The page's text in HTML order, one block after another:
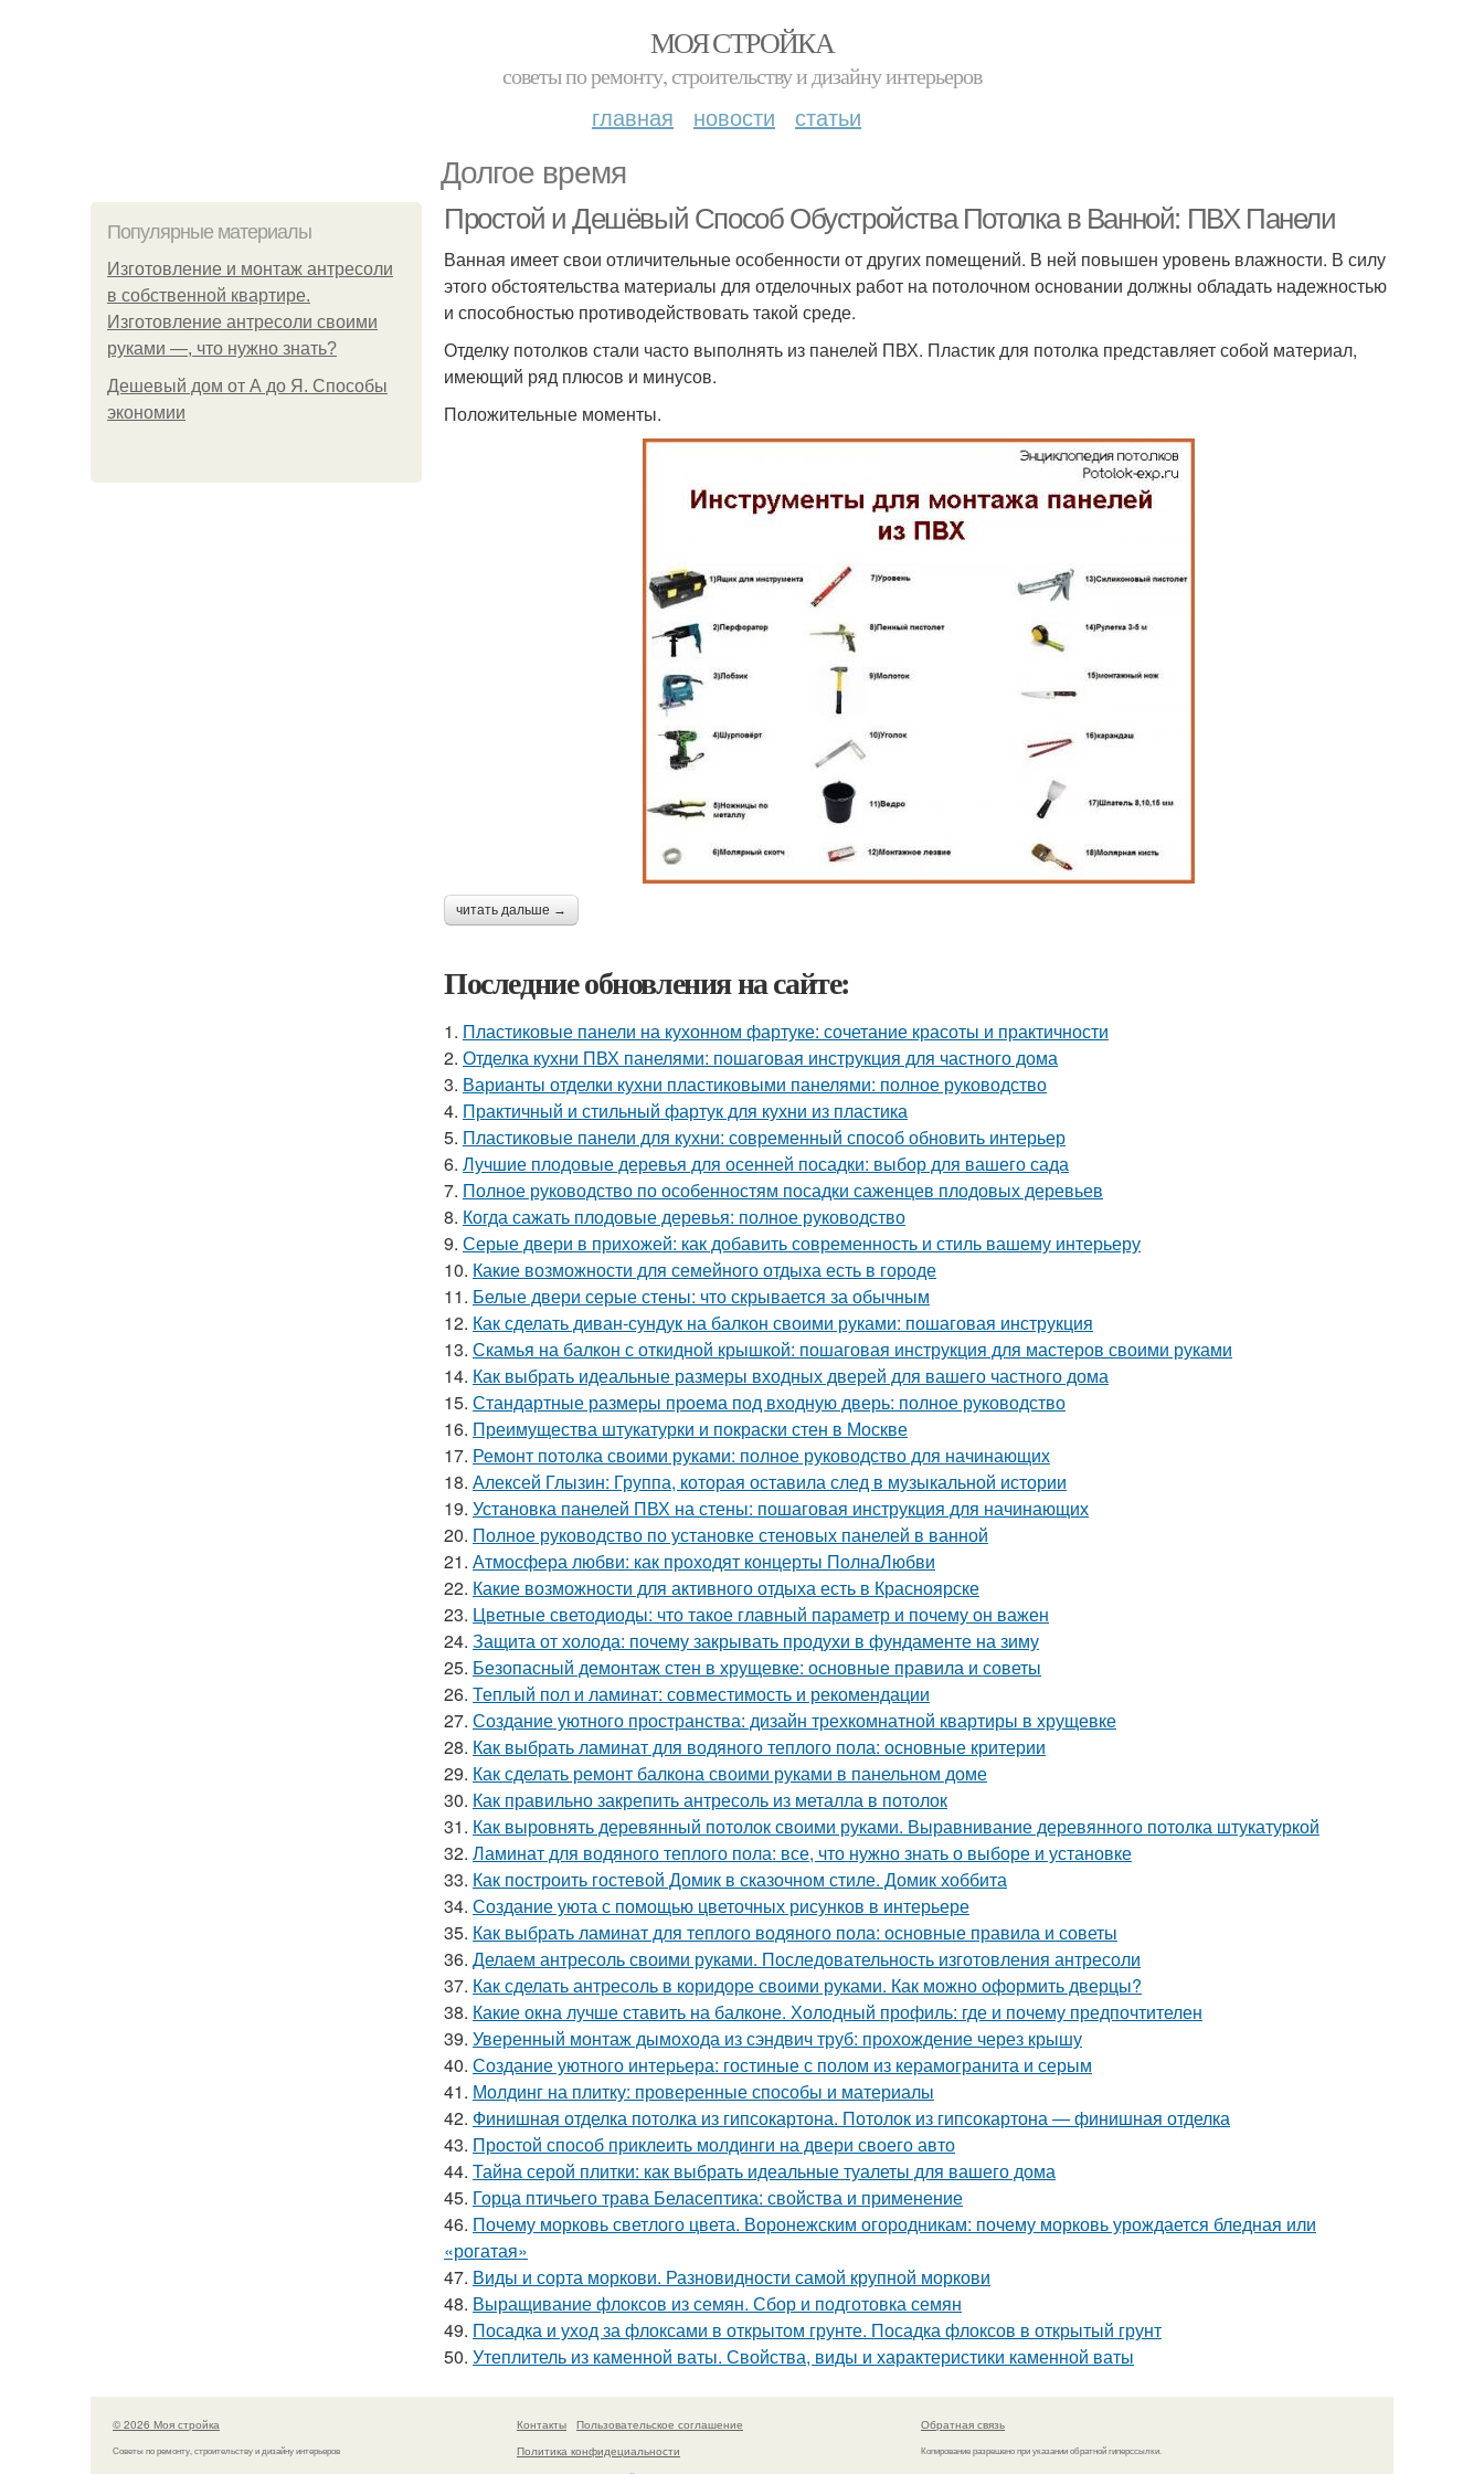
МОЯ СТРОЙКА
советы по ремонту, строительству и дизайну интерьеров
главная новости статьи
Долгое время
Популярные материалы
Изготовление и монтаж антресоли
в собственной квартире.
Изготовление антресоли своими
руками —, что нужно знать?
Дешевый дом от А до Я. Способы
экономии
Простой и Дешёвый Способ Обустройства Потолка в Ванной: ПВХ Панели
Ванная имеет свои отличительные особенности от других помещений. В ней повышен уровень влажности. В силу
этого обстоятельства материалы для отделочных работ на потолочном основании должны обладать надежностью
и способностью противодействовать такой среде.
Отделку потолков стали часто выполнять из панелей ПВХ. Пластик для потолка представляет собой материал,
имеющий ряд плюсов и минусов.
Положительные моменты.
читать дальше →
Последние обновления на сайте:
1. Пластиковые панели на кухонном фартуке: сочетание красоты и практичности
2. Отделка кухни ПВХ панелями: пошаговая инструкция для частного дома
3. Варианты отделки кухни пластиковыми панелями: полное руководство
4. Практичный и стильный фартук для кухни из пластика
5. Пластиковые панели для кухни: современный способ обновить интерьер
6. Лучшие плодовые деревья для осенней посадки: выбор для вашего сада
7. Полное руководство по особенностям посадки саженцев плодовых деревьев
8. Когда сажать плодовые деревья: полное руководство
9. Серые двери в прихожей: как добавить современность и стиль вашему интерьеру
10. Какие возможности для семейного отдыха есть в городе
11. Белые двери серые стены: что скрывается за обычным
12. Как сделать диван-сундук на балкон своими руками: пошаговая инструкция
13. Скамья на балкон с откидной крышкой: пошаговая инструкция для мастеров своими руками
14. Как выбрать идеальные размеры входных дверей для вашего частного дома
15. Стандартные размеры проема под входную дверь: полное руководство
16. Преимущества штукатурки и покраски стен в Москве
17. Ремонт потолка своими руками: полное руководство для начинающих
18. Алексей Глызин: Группа, которая оставила след в музыкальной истории
19. Установка панелей ПВХ на стены: пошаговая инструкция для начинающих
20. Полное руководство по установке стеновых панелей в ванной
21. Атмосфера любви: как проходят концерты ПолнаЛюбви
22. Какие возможности для активного отдыха есть в Красноярске
23. Цветные светодиоды: что такое главный параметр и почему он важен
24. Защита от холода: почему закрывать продухи в фундаменте на зиму
25. Безопасный демонтаж стен в хрущевке: основные правила и советы
26. Теплый пол и ламинат: совместимость и рекомендации
27. Создание уютного пространства: дизайн трехкомнатной квартиры в хрущевке
28. Как выбрать ламинат для водяного теплого пола: основные критерии
29. Как сделать ремонт балкона своими руками в панельном доме
30. Как правильно закрепить антресоль из металла в потолок
31. Как выровнять деревянный потолок своими руками. Выравнивание деревянного потолка штукатуркой
32. Ламинат для водяного теплого пола: все, что нужно знать о выборе и установке
33. Как построить гостевой Домик в сказочном стиле. Домик хоббита
34. Создание уюта с помощью цветочных рисунков в интерьере
35. Как выбрать ламинат для теплого водяного пола: основные правила и советы
36. Делаем антресоль своими руками. Последовательность изготовления антресоли
37. Как сделать антресоль в коридоре своими руками. Как можно оформить дверцы?
38. Какие окна лучше ставить на балконе. Холодный профиль: где и почему предпочтителен
39. Уверенный монтаж дымохода из сэндвич труб: прохождение через крышу
40. Создание уютного интерьера: гостиные с полом из керамогранита и серым
41. Молдинг на плитку: проверенные способы и материалы
42. Финишная отделка потолка из гипсокартона. Потолок из гипсокартона — финишная отделка
43. Простой способ приклеить молдинги на двери своего авто
44. Тайна серой плитки: как выбрать идеальные туалеты для вашего дома
45. Горца птичьего трава Беласептика: свойства и применение
46. Почему морковь светлого цвета. Воронежским огородникам: почему морковь урождается бледная или
«рогатая»
47. Виды и сорта моркови. Разновидности самой крупной моркови
48. Выращивание флоксов из семян. Сбор и подготовка семян
49. Посадка и уход за флоксами в открытом грунте. Посадка флоксов в открытый грунт
50. Утеплитель из каменной ваты. Свойства, виды и характеристики каменной ваты
© 2026 Моя стройка
Советы по ремонту, строительству и дизайну интерьеров
Контакты
Пользовательское соглашение
Политика конфидециальности
Обратная связь
Копирование разрешено при указании обратной гиперссылки.